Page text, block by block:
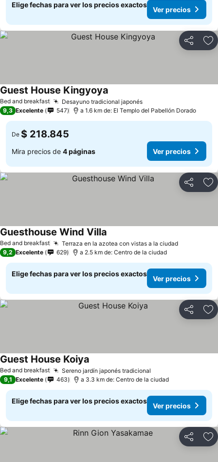
Elige fechas para ver los precios exactos
Ver precios
Compartir
Bed and breakfast Desayuno tradicional japonés
Guest House Kingyoya
9,3 Excelente 547 a 1.6 km de: El Templo del Pabellón Dorado
De $ 218.845
Mira precios de 4 páginas Ver precios
Compartir
Bed and breakfast Terraza en la azotea con vistas a la ciudad
Guesthouse Wind Villa
9,2 Excelente 629 a 2.5 km de: Centro de la ciudad
Elige fechas para ver los precios exactos
Ver precios
Compartir
Bed and breakfast Sereno jardín japonés tradicional
Guest House Koiya
9,1 Excelente 463 a 3.3 km de: Centro de la ciudad
Elige fechas para ver los precios exactos
Ver precios
Compartir